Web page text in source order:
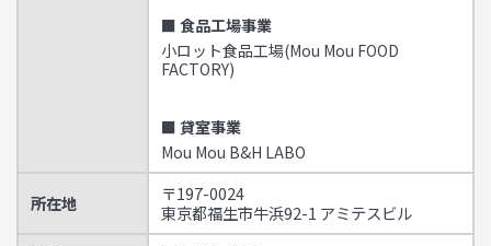
■ 食品工場事業
小ロット食品工場(Mou Mou FOOD
FACTORY)
■ 貸室事業
Mou Mou B&H LABO
所在地
〒197-0024
東京都福生市牛浜92-1 アミテスビル